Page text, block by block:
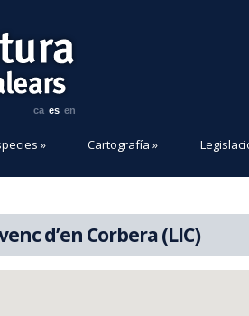
ca es en
» Cartografía »
d’en Corbera (LIC)